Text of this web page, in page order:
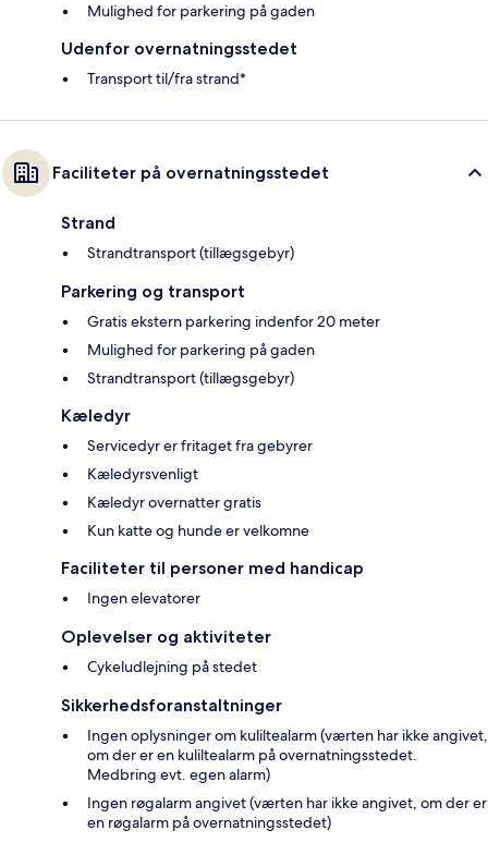
Mulighed for parkering på gaden
Udenfor overnatningsstedet
Transport til/fra strand*
Faciliteter på overnatningsstedet
Strand
Strandtransport (tillægsgebyr)
Parkering og transport
Gratis ekstern parkering indenfor 20 meter
Mulighed for parkering på gaden
Strandtransport (tillægsgebyr)
Kæledyr
Servicedyr er fritaget fra gebyrer
Kæledyrsvenligt
Kæledyr overnatter gratis
Kun katte og hunde er velkomne
Faciliteter til personer med handicap
Ingen elevatorer
Oplevelser og aktiviteter
Cykeludlejning på stedet
Sikkerhedsforanstaltninger
Ingen oplysninger om kuliltealarm (værten har ikke angivet,
om der er en kuliltealarm på overnatningsstedet.
Medbring evt. egen alarm)
Ingen røgalarm angivet (værten har ikke angivet, om der er
en røgalarm på overnatningsstedet)